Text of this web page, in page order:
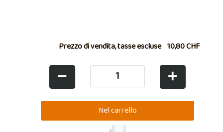
Prezzo di vendita, tasse escluse 10,80 CHF